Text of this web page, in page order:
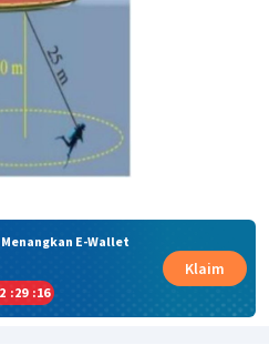
E-Wallet
:29 :16
Klaim